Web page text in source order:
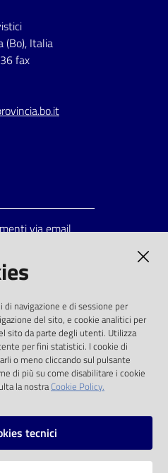
(Bo), Italia
fax
via email
dalla direttiva
dal d.lgs. 36/2006
navigazione e di sessione per
del sito, e cookie analitici per
sito da parte degli utenti. Utilizza
per fini statistici. I cookie di
o meno cliccando sul pulsante
di più su come disabilitare i cookie
la nostraCookie Policy.
tecnici